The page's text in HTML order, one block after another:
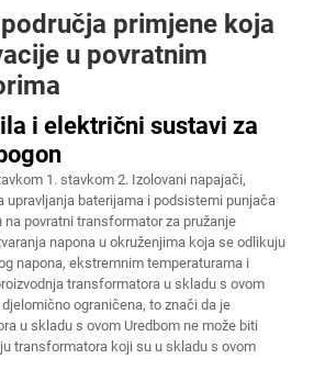
primjene koja
u povratnim
i električni sustavi za
1. stavkom 2. Izolovani napajači,
upravljanja baterijama i podsistemi punjača
na povratni transformator za pružanje
napona u okruženjima koja se odlikuju
napona, ekstremnim temperaturama i
transformatora u skladu s ovom
ograničena, to znači da je
u skladu s ovom Uredbom ne može biti
transformatora koji su u skladu s ovom